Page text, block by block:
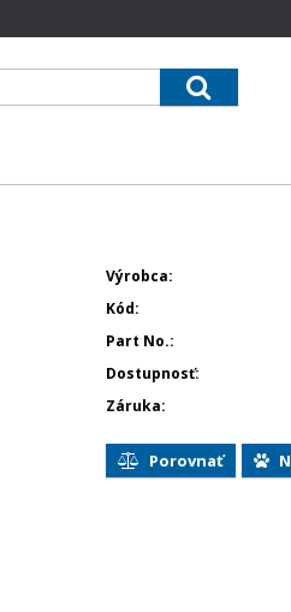
Výrobca
Kód
Part No.
Dostupnosť
Záruka
Porovnať